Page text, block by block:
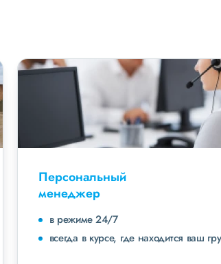
Персональный
менеджер
в режиме 24/7
всегда в курсе, где находится ваш